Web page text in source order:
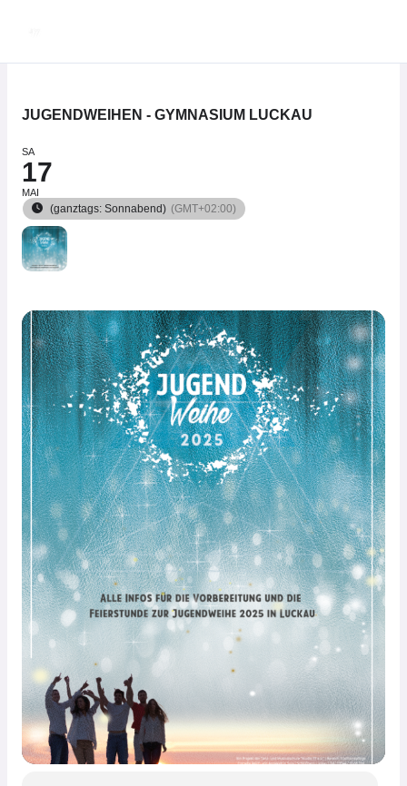
springen
JUGENDWEIHEN - GYMNASIUM LUCKAU
SA
17
MAI
(ganztags: Sonnabend) (GMT+02:00)